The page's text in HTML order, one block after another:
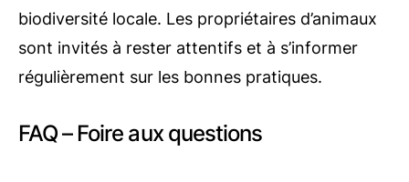
biodiversité locale. Les propriétaires d’animaux
sont invités à rester attentifs et à s’informer
régulièrement sur les bonnes pratiques.
FAQ – Foire aux questions